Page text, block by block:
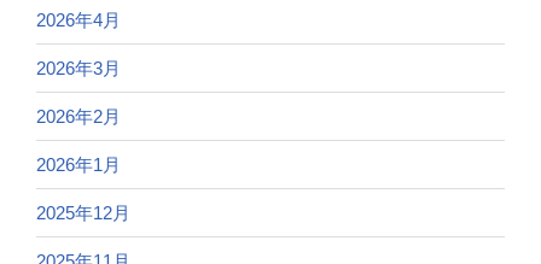
2026年4月
2026年3月
2026年2月
2026年1月
2025年12月